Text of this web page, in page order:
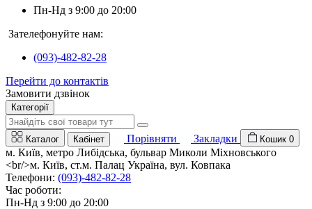
Пн-Нд з 9:00 до 20:00
Зателефонуйте нам:
(093)-482-82-28
Перейти до контактів
Замовити дзвінок
Категорії
Каталог Кабінет Порівняти Закладки Кошик 0
м. Київ, метро Либідська, бульвар Миколи Міхновського
<br/>м. Київ, ст.м. Палац Україна, вул. Ковпака
Телефони: (093)-482-82-28
Час роботи:
Пн-Нд з 9:00 до 20:00